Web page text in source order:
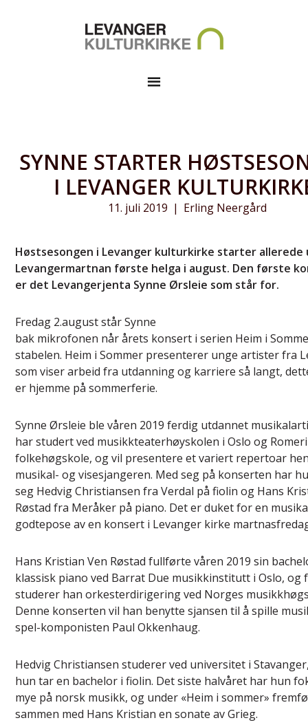
SYNNE STARTER
I LEVANGER
11. juli 2019 | Erling Neergård
Høstsesongen i Levanger kulturkirke starter allerede
Levangermartnan første helga i august. Den første
er det Levangerjenta Synne Ørsleie som står for.
Fredag 2.august står Synne
bak mikrofonen når årets konsert i serien Heim i
stabelen. Heim i Sommer presenterer unge artister fra
som viser arbeid fra utdanning og karriere så langt,
er hjemme på sommerferie.
Synne Ørsleie ble våren 2019 ferdig utdannet
har studert ved musikkteaterhøyskolen i Oslo og
folkehøgskole, og vil presentere et variert repertoar
musikal- og visesjangeren. Med seg på konserten har
seg Hedvig Christiansen fra Verdal på fiolin og Hans
Røstad fra Meråker på piano. Det er duket for en
godtepose av en konsert i Levanger kirke
Hans Kristian Ven Røstad fullførte våren 2019 sin
klassisk piano ved Barrat Due musikkinstitutt i Oslo, og
studerer han orkesterdirigering ved Norges
Denne konserten vil han benytte sjansen til å spille
spel-komponisten Paul Okkenhaug.
Hedvig Christiansen studerer ved universitet i
hun tar en bachelor i fiolin. Det siste halvåret har hun
mye på norsk musikk, og under «Heim i sommer»
sammen med Hans Kristian en sonate av Grieg.